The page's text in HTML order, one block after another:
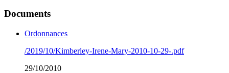
Documents
Ordonnances
/2019/10/Kimberley-Irene-Mary-2010-10-29-.pdf
29/10/2010